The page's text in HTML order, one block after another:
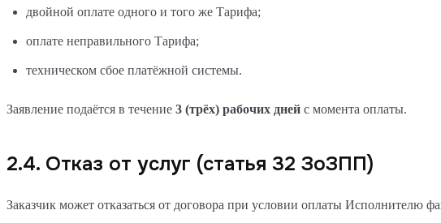
двойной оплате одного и того же Тарифа;
оплате неправильного Тарифа;
техническом сбое платёжной системы.
Заявление подаётся в течение 3 (трёх) рабочих дней с момента оплаты.
2.4. Отказ от услуг (статья 32 ЗоЗПП)
Заказчик может отказаться от договора при условии оплаты Исполнителю